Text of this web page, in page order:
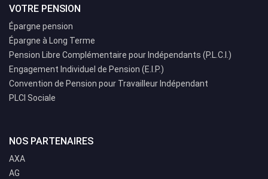
VOTRE PENSION
Épargne pension
Épargne à Long Terme
Pension Libre Complémentaire pour Indépendants (P.L.C.I.)
Engagement Individuel de Pension (E.I.P.)
Convention de Pension pour Travailleur Indépendant
PLCI Sociale
NOS PARTENAIRES
AXA
AG